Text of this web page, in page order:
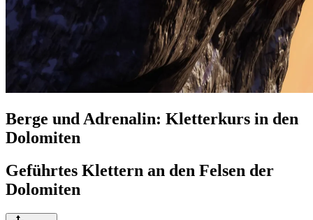
Berge und Adrenalin: Kletterkurs in den
Dolomiten
Geführtes Klettern an den Felsen der
Dolomiten